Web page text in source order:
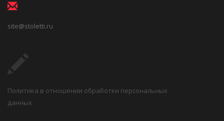
site@stoletti.ru
Политика в отношении обработки персональных
данных